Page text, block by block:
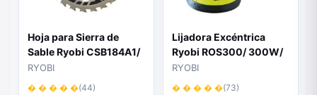
Hoja para Sierra de
Sable Ryobi CSB184A1/
184mm/ Compatible
con R18CS7-0 ONE+
RYOBI
� � � � �(44)
Lijadora Excéntrica
Ryobi ROS300/ 300W/
Incluye 5 Lijas
RYOBI
� � � � �(73)